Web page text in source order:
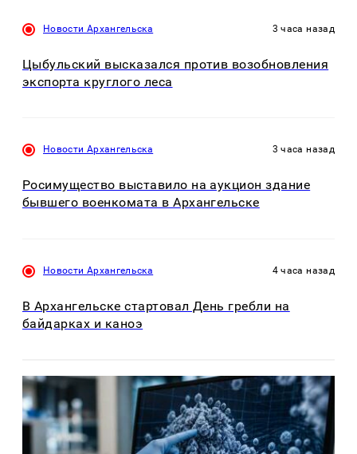
Новости Архангельска 3 часа назад
Цыбульский высказался против возобновления
экспорта круглого леса
Новости Архангельска 3 часа назад
Росимущество выставило на аукцион здание
бывшего военкомата в Архангельске
Новости Архангельска 4 часа назад
В Архангельске стартовал День гребли на
байдарках и каноэ